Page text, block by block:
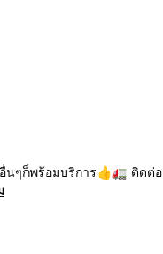
นๆก็พร้อมบริการ👍🚛 ติดต่อ